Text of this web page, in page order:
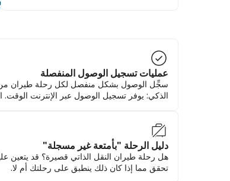
عمليات تسجيل الوصول المنفصلة
سجِّل الوصول بشكل منفصل لكل رحلة طيران من
الذكي: يوفر تسجيل الوصول عبر الإنترنت الوقت.
دليل الرحلة "بأمتعة غير مسجلة"
هل رحلة طيران النقل الذاتي قصيرة؟ قد يتعين
تحقق مما إذا كان ذلك ينطبق على رحلتك أم لا.